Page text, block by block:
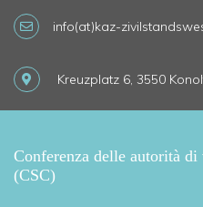
info(at)kaz-
Kreuzplatz 6, 3550
Conferenza delle autorità
(CSC)